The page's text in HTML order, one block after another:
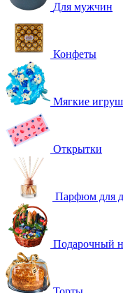
Для мужчин
Конфеты
Мягкие
Открытки
Парфюм для
Подарочный